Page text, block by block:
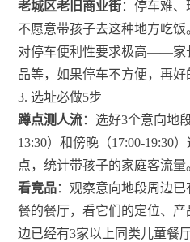
老城区老旧商业街：停车难
不愿意带孩子去这种地方吃饭
对停车便利性要求极高——家
品等，如果停车不方便，再好
3. 选址必做5步
蹲点测人流：选好3个意向地
13:30）和傍晚（17:00-19:30
点，统计带孩子的家庭客流量
看竞品：观察意向地段周边
餐的餐厅，看它们的定位、
边已经有3家以上同类儿童餐